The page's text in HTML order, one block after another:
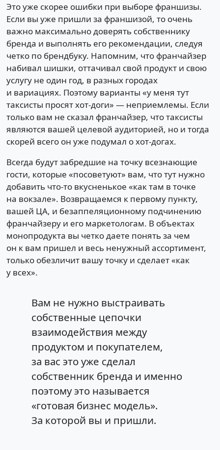
Это уже скорее ошибки при выборе франшизы.
Если вы уже пришли за франшизой, то очень
важно максимально доверять собственнику
бренда и выполнять его рекомендации, следуя
четко по брендбуку. Напомним, что франчайзер
набивал шишки, оттачивал свой продукт и свою
услугу не один год, в разных городах
и вариациях. Поэтому варианты «у меня тут
таксисты просят хот-доги» — неприемлемы. Если
только вам не сказал франчайзер, что таксисты
являются вашей целевой аудиторией, но и тогда
скорей всего он уже подумал о хот-догах.
Всегда будут забредшие на точку всезнающие
гости, которые «посоветуют» вам, что тут нужно
добавить что-то вкусненькое «как там в точке
на вокзале». Возвращаемся к первому пункту,
вашей ЦА, и безаппеляционному подчинению
франчайзеру и его маркетологам. В объектах
монопродукта вы четко даете понять за чем
он к вам пришел и весь ненужный ассортимент,
только обезличит вашу точку и сделает «как
у всех».
Вам не нужно выстраивать
собственные цепочки
взаимодействия между
продуктом и покупателем,
за вас это уже сделал
собственник бренда и именно
поэтому это называется
«готовая бизнес модель».
За которой вы и пришли.